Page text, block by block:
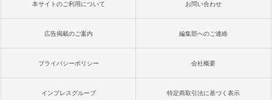
本サイトのご利用について お問い合わせ
広告掲載のご案内 編集部へのご連絡
プライバシーポリシー 会社概要
インプレスグループ 特定商取引法に基づく表示